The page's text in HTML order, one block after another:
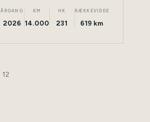
ÅRGANG
2026
KM
14.000
HK
231
RÆKKEVIDDE
619 km
12